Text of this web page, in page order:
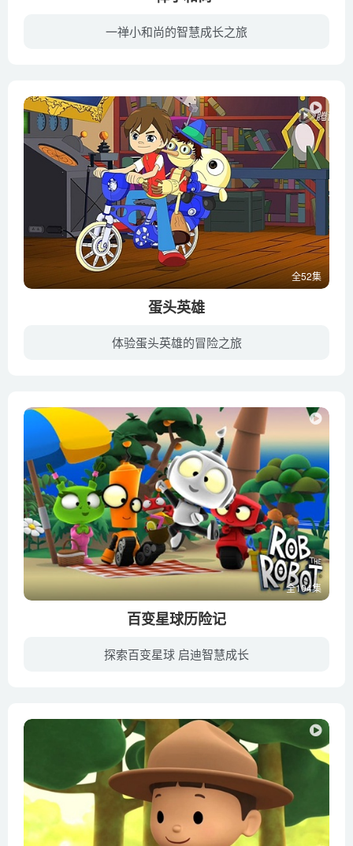
一禅小和尚的智慧成长之旅
全52集
蛋头英雄
体验蛋头英雄的冒险之旅
全104集
百变星球历险记
探索百变星球 启迪智慧成长